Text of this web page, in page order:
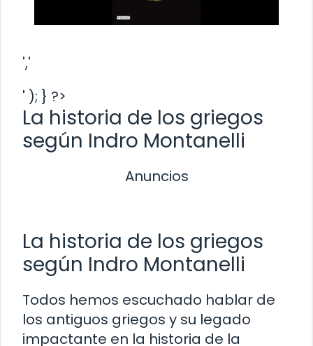
','
' ); } ?>
La historia de los griegos
según Indro Montanelli
Anuncios
La historia de los griegos
según Indro Montanelli
Todos hemos escuchado hablar de
los antiguos griegos y su legado
impactante en la historia de la